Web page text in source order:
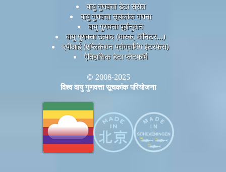
वायु गुणवत्ता डेटा स्रोत
वायु गुणवत्ता सूचकांक गणना
वायु गुणवत्ता पूर्वानुमान
वायु गुणवत्ता उत्पाद (मास्क, मॉनिटर...)
एपीआई (एप्लिकेशन प्रोग्रामिंग इंटरफ़ेस)
ऐतिहासिक डेटा प्लेटफ़ॉर्म
© 2008-2025
विश्व वायु गुणवत्ता सूचकांक परियोजना